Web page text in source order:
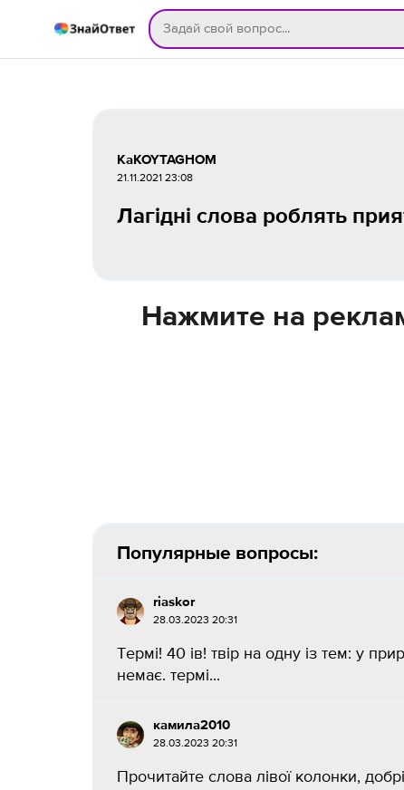
KaKOYTAGHOM
21.11.2021 23:08
Лагідні слова роблять
Нажмите на
Популярные вопросы:
riaskor
28.03.2023 20:31
Термі! 40 ів! твір на одну із тем: у
немає. термі...
камила2010
28.03.2023 20:31
Прочитайте слова лівої колонки,